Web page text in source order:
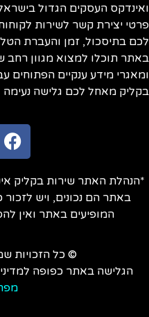
העסקים הגדול בישראל.
יצירת קשר לשירות
בתיסכול, זמן והעברת
תוכלו למצוא מגוון רחב
מידע ענקיים הפתוחים
מאחל לכם גלישה נעימה
האתר שירות בקליק
באתר הם נכונים, ויש לזכור
המופיעים באתר ואין
© כל הזכויות
הגלישה באתר כפופה